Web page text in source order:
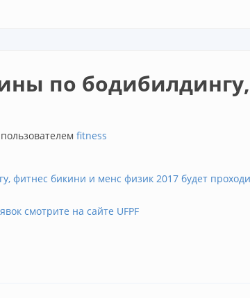
по
fitness
фитнес бикини и менс физик 2017 будет
смотрите на сайте UFPF